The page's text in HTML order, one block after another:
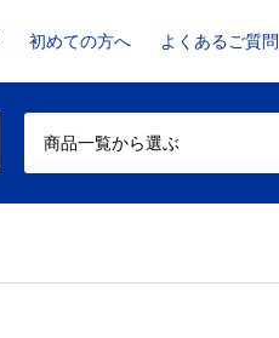
初めての方へ よくあるご質問
商品一覧から選ぶ